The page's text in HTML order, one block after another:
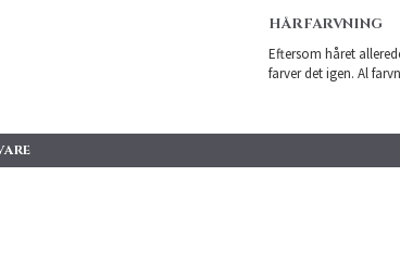
HÅRFARVNING
Eftersom håret
farver det igen. Al